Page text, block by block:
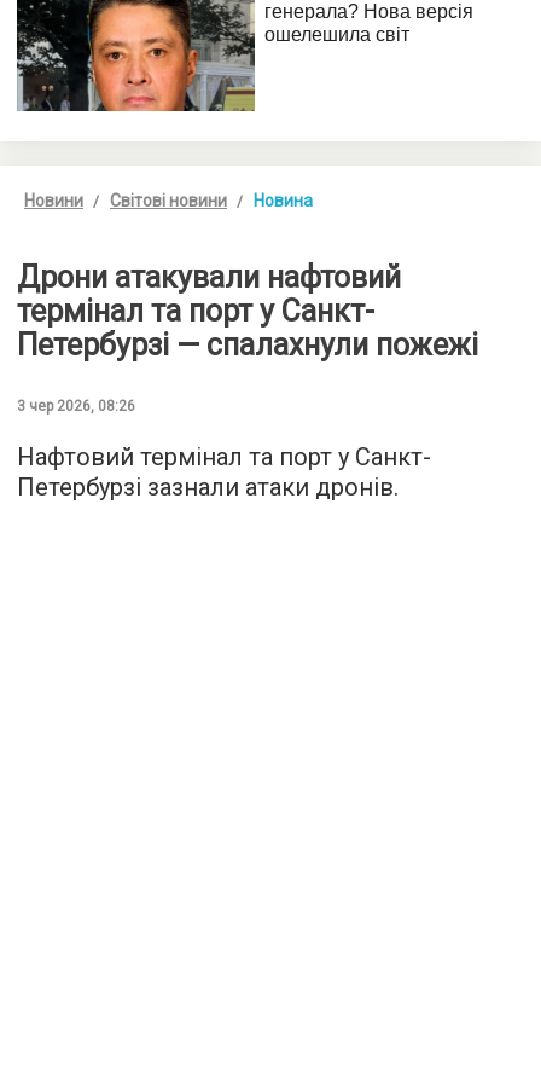
Новини Світові новини Новина
Дрони атакували нафтовий
термінал та порт у Санкт-
Петербурзі — спалахнули пожежі
3 чер 2026, 08:26
Нафтовий термінал та порт у Санкт-
Петербурзі зазнали атаки дронів.